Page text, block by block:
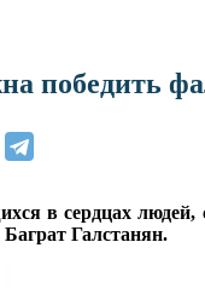
победить
в сердцах
Галстанян.